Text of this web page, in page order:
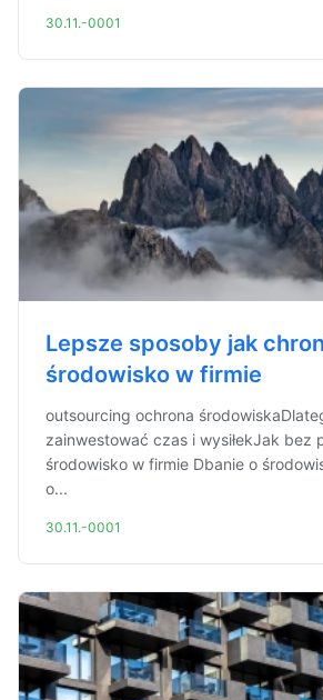
30.11.-0001
Lepsze sposoby jak
środowisko w firmie
outsourcing ochrona
zainwestować czas i wysiłekJak bez
środowisko w firmie Dbanie o
o...
30.11.-0001